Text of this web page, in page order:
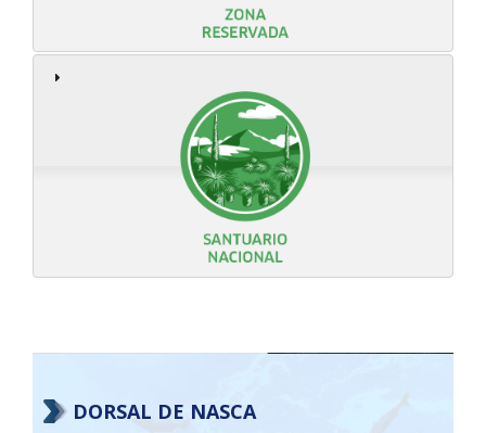
DORSAL DE NASCA